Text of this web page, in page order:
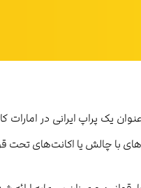
2023 به عنوان یک پراپ ایرانی
با چالش یا اکانت‌های